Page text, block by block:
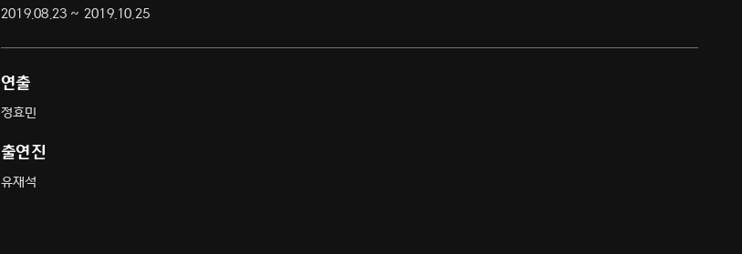
2019.08.23 ~ 2019.10.25
연출
정효민
출연진
유재석